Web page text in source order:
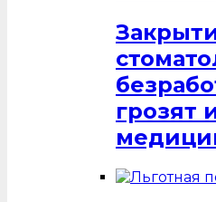
грозят